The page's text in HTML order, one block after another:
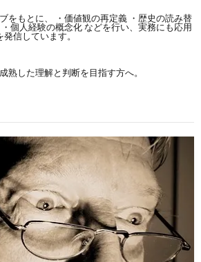
をもとに、 ・価値観の再定義 ・歴史の読み替
個人経験の概念化 などを行い、実務にも応用
発信しています。
熟した理解と判断を目指す方へ。